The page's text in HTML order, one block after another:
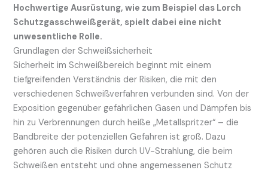
Hochwertige Ausrüstung, wie zum Beispiel das Lorch
Schutzgasschweißgerät, spielt dabei eine nicht
unwesentliche Rolle.
Grundlagen der Schweißsicherheit
Sicherheit im Schweißbereich beginnt mit einem
tiefgreifenden Verständnis der Risiken, die mit den
verschiedenen Schweißverfahren verbunden sind. Von der
Exposition gegenüber gefährlichen Gasen und Dämpfen bis
hin zu Verbrennungen durch heiße „Metallspritzer“ – die
Bandbreite der potenziellen Gefahren ist groß. Dazu
gehören auch die Risiken durch UV-Strahlung, die beim
Schweißen entsteht und ohne angemessenen Schutz